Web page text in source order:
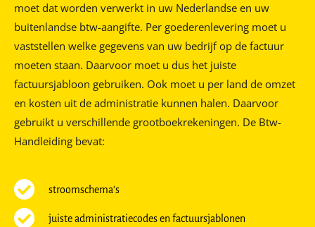
moet dat worden verwerkt in uw Nederlandse en uw
buitenlandse btw-aangifte. Per goederenlevering moet u
vaststellen welke gegevens van uw bedrijf op de factuur
moeten staan. Daarvoor moet u dus het juiste
factuursjabloon gebruiken. Ook moet u per land de omzet
en kosten uit de administratie kunnen halen. Daarvoor
gebruikt u verschillende grootboekrekeningen. De Btw-
Handleiding bevat:
stroomschema's
juiste administratiecodes en factuursjablonen